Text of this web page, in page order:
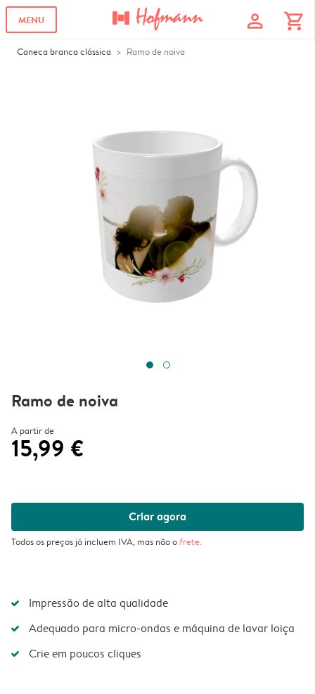
MENU profile shopping_cart
Caneca branca clássica Ramo de noiva
Ramo de noiva
A partir de
15,99 €
Criar agora
Todos os preços já incluem IVA, mas não ofrete.
Impressão de alta qualidade
Adequado para micro-ondas e máquina de lavar loiça
Crie em poucos cliques